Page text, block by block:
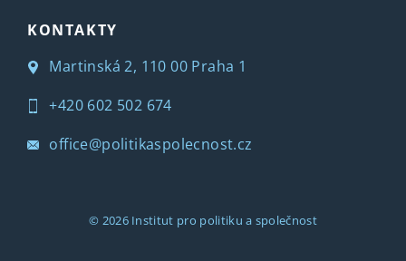
KONTAKTY
Martinská 2, 110 00 Praha 1
+420 602 502 674
office@politikaspolecnost.cz
© 2026 Institut pro politiku a společnost